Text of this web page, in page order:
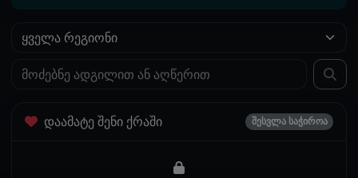
დაამატე შენი ქრაში შესვლა საჭიროა